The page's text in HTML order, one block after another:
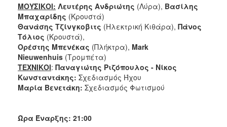
ΜΟΥΣΙΚΟΙ: Λευτέρης Ανδριώτης (Λύρα), Βασίλης
Μπαχαρίδης (Κρουστά)
Θανάσης Τζίνγκοβιτς (Ηλεκτρική Κιθάρα), Πάνος
Τόλιος (Κρουστά),
Ορέστης Μπενέκας (Πλήκτρα), Mark
Nieuwenhuis (Τρομπέτα)
ΤΕΧΝΙΚΟΙ: Παναγιώτης Ριζόπουλος - Νίκος
Κωνσταντάκης: Σχεδιασμός Ήχου
Μαρία Βενετάκη: Σχεδιασμός Φωτισμού
Ώρα Έναρξης: 21:00